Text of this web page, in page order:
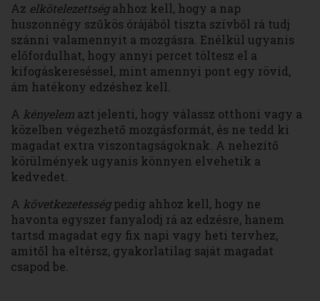
Az elkötelezettségahhoz kell, hogy a nap
huszonnégy szűkös órájából tiszta szívből rá tudj
szánni valamennyit a mozgásra. Enélkül ugyanis
előfordulhat, hogy annyi percet töltesz el a
kifogáskereséssel, mint amennyi pont egy rövid,
ám hatékony edzéshez kell.
A kényelem azt jelenti, hogy válassz otthoni vagy a
közelben végezhető mozgásformát, és ne tedd ki
magadat extra viszontagságoknak. A nehezítő
körülmények ugyanis könnyen elvehetik a
kedvedet.
A következetességpedig ahhoz kell, hogy ne
havonta egyszer fanyalodj rá az edzésre, hanem
tartsd magadat egy fix napi vagy heti tervhez,
amitől ha eltérsz, gyakorlatilag saját magadat
csapod be.